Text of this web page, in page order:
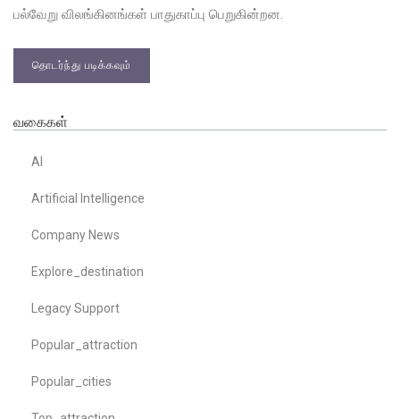
பல்வேறு விலங்கினங்கள் பாதுகாப்பு பெறுகின்றன.
தொடர்ந்து படிக்கவும்
வகைகள்
AI
Artificial Intelligence
Company News
Explore_destination
Legacy Support
Popular_attraction
Popular_cities